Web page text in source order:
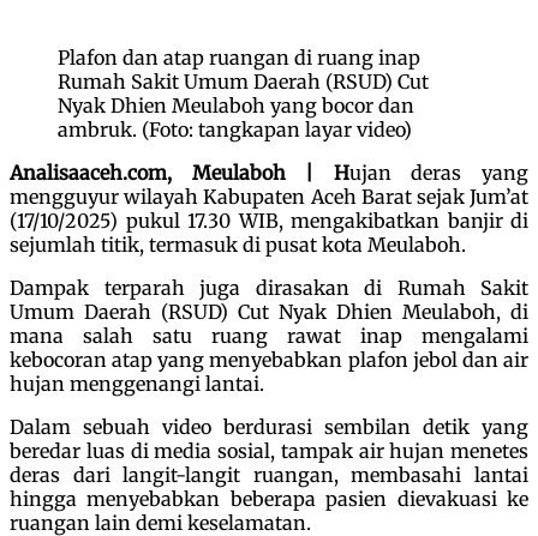
Plafon dan atap ruangan di ruang inap
Rumah Sakit Umum Daerah (RSUD) Cut
Nyak Dhien Meulaboh yang bocor dan
ambruk. (Foto: tangkapan layar video)
Analisaaceh.com, Meulaboh | Hujan deras yang
mengguyur wilayah Kabupaten Aceh Barat sejak Jum’at
(17/10/2025) pukul 17.30 WIB, mengakibatkan banjir di
sejumlah titik, termasuk di pusat kota Meulaboh.
Dampak terparah juga dirasakan di Rumah Sakit
Umum Daerah (RSUD) Cut Nyak Dhien Meulaboh, di
mana salah satu ruang rawat inap mengalami
kebocoran atap yang menyebabkan plafon jebol dan air
hujan menggenangi lantai.
Dalam sebuah video berdurasi sembilan detik yang
beredar luas di media sosial, tampak air hujan menetes
deras dari langit-langit ruangan, membasahi lantai
hingga menyebabkan beberapa pasien dievakuasi ke
ruangan lain demi keselamatan.